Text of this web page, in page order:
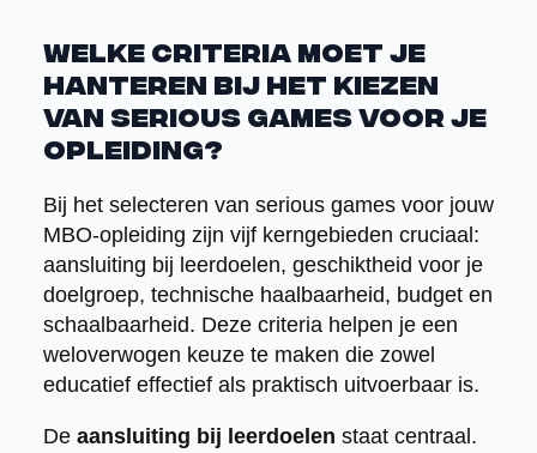
Welke criteria moet je
hanteren bij het kiezen
van serious games voor je
opleiding?
Bij het selecteren van serious games voor jouw
MBO-opleiding zijn vijf kerngebieden cruciaal:
aansluiting bij leerdoelen, geschiktheid voor je
doelgroep, technische haalbaarheid, budget en
schaalbaarheid. Deze criteria helpen je een
weloverwogen keuze te maken die zowel
educatief effectief als praktisch uitvoerbaar is.
De aansluiting bij leerdoelen staat centraal.